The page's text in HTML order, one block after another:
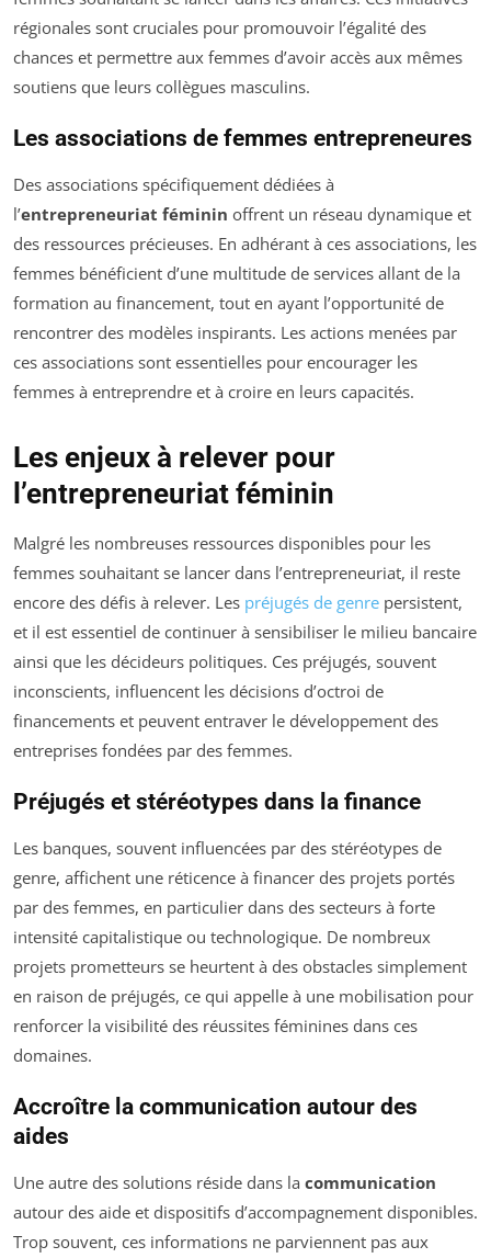
régionales sont cruciales pour promouvoir l’égalité des
chances et permettre aux femmes d’avoir accès aux mêmes
soutiens que leurs collègues masculins.
Les associations de femmes entrepreneures
Des associations spécifiquement dédiées à
l’entrepreneuriat féminin offrent un réseau dynamique et
des ressources précieuses. En adhérant à ces associations, les
femmes bénéficient d’une multitude de services allant de la
formation au financement, tout en ayant l’opportunité de
rencontrer des modèles inspirants. Les actions menées par
ces associations sont essentielles pour encourager les
femmes à entreprendre et à croire en leurs capacités.
Les enjeux à relever pour
l’entrepreneuriat féminin
Malgré les nombreuses ressources disponibles pour les
femmes souhaitant se lancer dans l’entrepreneuriat, il reste
encore des défis à relever. Les préjugés de genre persistent,
et il est essentiel de continuer à sensibiliser le milieu bancaire
ainsi que les décideurs politiques. Ces préjugés, souvent
inconscients, influencent les décisions d’octroi de
financements et peuvent entraver le développement des
entreprises fondées par des femmes.
Préjugés et stéréotypes dans la finance
Les banques, souvent influencées par des stéréotypes de
genre, affichent une réticence à financer des projets portés
par des femmes, en particulier dans des secteurs à forte
intensité capitalistique ou technologique. De nombreux
projets prometteurs se heurtent à des obstacles simplement
en raison de préjugés, ce qui appelle à une mobilisation pour
renforcer la visibilité des réussites féminines dans ces
domaines.
Accroître la communication autour des
aides
Une autre des solutions réside dans la communication
autour des aide et dispositifs d’accompagnement disponibles.
Trop souvent, ces informations ne parviennent pas aux